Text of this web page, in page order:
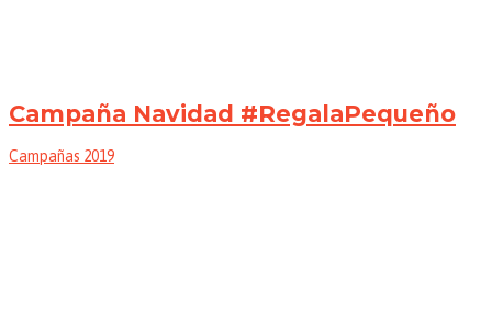
Campaña Navidad #RegalaPequeño
Campañas 2019